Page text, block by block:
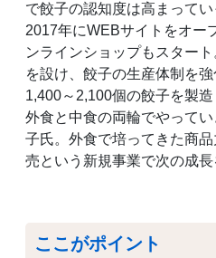
で餃子の認知度は高まってい
2017年にWEBサイトをオー
ンラインショップもスター
を設け、餃子の生産体制を
1,400～2,100個の餃子を製
外食と中食の両輪でやって
子氏。外食で培ってきた商
売という新規事業で次の成長
ここがポイント